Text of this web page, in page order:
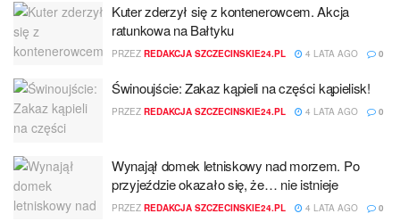
Kuter zderzył się z kontenerowcem. Akcja
ratunkowa na Bałtyku
PRZEZ REDAKCJA SZCZECINSKIE24.PL 4 LATA AGO 0
Świnoujście: Zakaz kąpieli na części kąpielisk!
PRZEZ REDAKCJA SZCZECINSKIE24.PL 4 LATA AGO 0
Wynajął domek letniskowy nad morzem. Po
przyjeździe okazało się, że… nie istnieje
PRZEZ REDAKCJA SZCZECINSKIE24.PL 4 LATA AGO 0